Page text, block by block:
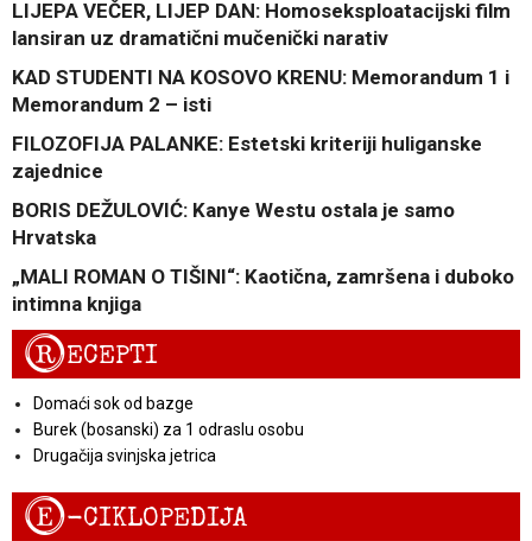
LIJEPA VEČER, LIJEP DAN: Homoseksploatacijski film
lansiran uz dramatični mučenički narativ
KAD STUDENTI NA KOSOVO KRENU: Memorandum 1 i
Memorandum 2 – isti
FILOZOFIJA PALANKE: Estetski kriteriji huliganske
zajednice
BORIS DEŽULOVIĆ: Kanye Westu ostala je samo
Hrvatska
„MALI ROMAN O TIŠINI“: Kaotična, zamršena i duboko
intimna knjiga
RECEPTI
Domaći sok od bazge
Burek (bosanski) za 1 odraslu osobu
Drugačija svinjska jetrica
E-CIKLOPEDIJA